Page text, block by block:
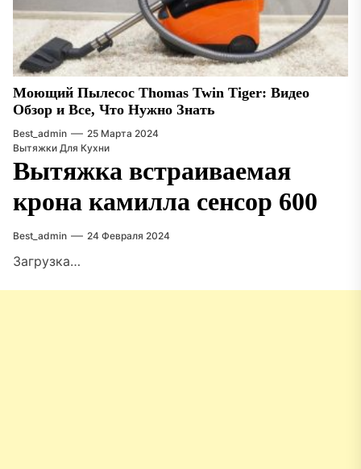
Моющий Пылесос Thomas Twin Tiger: Видео
Обзор и Все, Что Нужно Знать
Best_admin
25 Марта 2024
Вытяжки Для Кухни
Вытяжка встраиваемая
крона камилла сенсор 600
Best_admin 24 Февраля 2024
Загрузка…